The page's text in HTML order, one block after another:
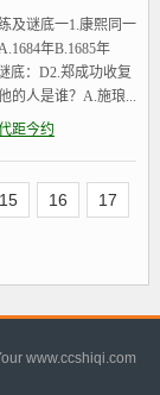
及谜底一1.康熙同一
年B.1685年
底：D2.郑成功收复
的人是谁？A.施琅...
距今约
15 16 17
www.ccshiqi.com